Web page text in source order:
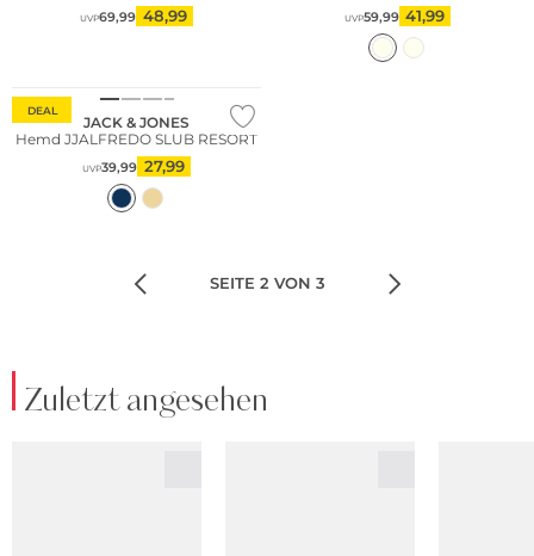
UVP69,99 48,99 UVP59,99 41,99
DEAL
JACK & JONES
Hemd JJALFREDO SLUB RESORT
UVP39,99 27,99
SEITE 2 VON 3
Zuletzt angesehen